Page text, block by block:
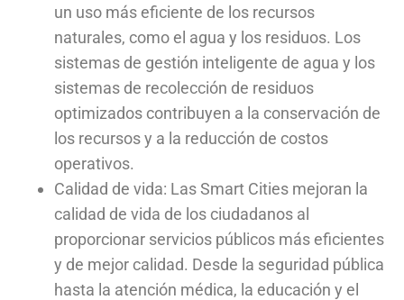
un uso más eficiente de los recursos
naturales, como el agua y los residuos. Los
sistemas de gestión inteligente de agua y los
sistemas de recolección de residuos
optimizados contribuyen a la conservación de
los recursos y a la reducción de costos
operativos.
Calidad de vida: Las Smart Cities mejoran la
calidad de vida de los ciudadanos al
proporcionar servicios públicos más eficientes
y de mejor calidad. Desde la seguridad pública
hasta la atención médica, la educación y el